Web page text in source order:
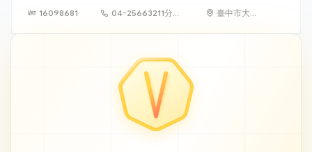
16098681
04-25663211分機
臺中市大雅